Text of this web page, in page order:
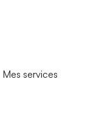
Mes services